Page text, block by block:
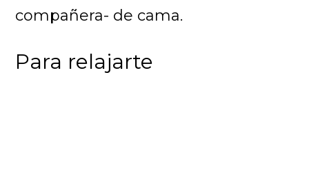
compañera- de cama.
Para relajarte